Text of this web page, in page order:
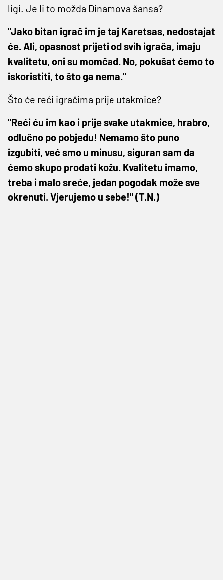
ligi. Je li to možda Dinamova šansa?
"Jako bitan igrač im je taj Karetsas, nedostajat
će. Ali, opasnost prijeti od svih igrača, imaju
kvalitetu, oni su momčad. No, pokušat ćemo to
iskoristiti, to što ga nema."
Što će reći igračima prije utakmice?
"Reći ću im kao i prije svake utakmice, hrabro,
odlučno po pobjedu! Nemamo što puno
izgubiti, već smo u minusu, siguran sam da
ćemo skupo prodati kožu. Kvalitetu imamo,
treba i malo sreće, jedan pogodak može sve
okrenuti. Vjerujemo u sebe!" (T.N.)